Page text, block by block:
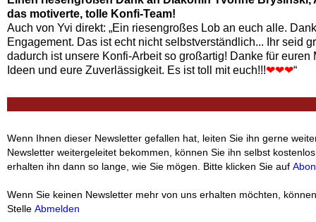
das motiverte, tolle Konfi-Team!
Auch von Yvi direkt: „Ein riesengroßes Lob an euch alle.
Engagement. Das ist echt nicht selbstverständlich... Ihr seid
dadurch ist unsere Konfi-Arbeit so großartig! Danke für euren
Ideen und eure Zuverlässigkeit. Es ist toll mit euch!!!❤❤❤“
Wenn Ihnen dieser Newsletter gefallen hat, leiten Sie ihn gerne
Newsletter weitergeleitet bekommen, können Sie ihn selbst
erhalten ihn dann so lange, wie Sie mögen. Bitte klicken Sie auf
‍Wenn Sie keinen Newsletter mehr von uns erhalten möchten,
Stelle Abmelden